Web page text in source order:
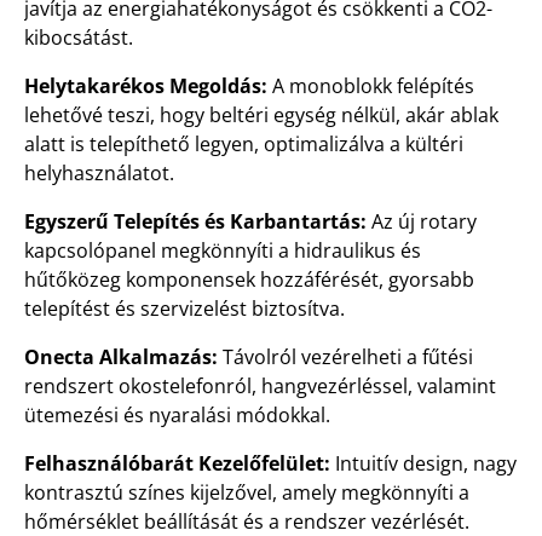
javítja az energiahatékonyságot és csökkenti a CO2-
kibocsátást.
Helytakarékos Megoldás: A monoblokk felépítés
lehetővé teszi, hogy beltéri egység nélkül, akár ablak
alatt is telepíthető legyen, optimalizálva a kültéri
helyhasználatot.
Egyszerű Telepítés és Karbantartás: Az új rotary
kapcsolópanel megkönnyíti a hidraulikus és
hűtőközeg komponensek hozzáférését, gyorsabb
telepítést és szervizelést biztosítva.
Onecta Alkalmazás: Távolról vezérelheti a fűtési
rendszert okostelefonról, hangvezérléssel, valamint
ütemezési és nyaralási módokkal.
Felhasználóbarát Kezelőfelület: Intuitív design, nagy
kontrasztú színes kijelzővel, amely megkönnyíti a
hőmérséklet beállítását és a rendszer vezérlését.